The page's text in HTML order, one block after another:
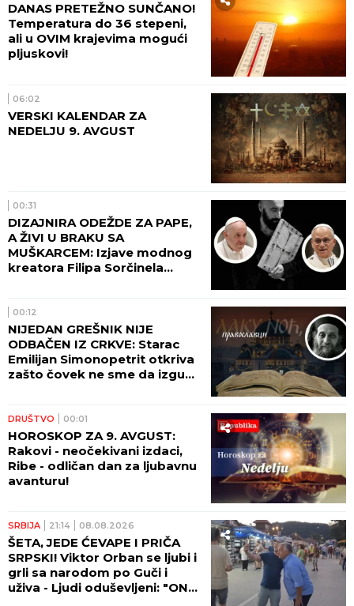
DANAS PRETEŽNO SUNČANO!
Temperatura do 36 stepeni,
ali u OVIM krajevima mogući
pljuskovi!
06:02
VERSKI KALENDAR ZA
NEDELJU 9. AVGUST
00:31
DIZAJNIRA ODEŽDE ZA PAPE,
A ŽIVI U BRAKU SA
MUŠKARCEM: Izjave modnog
kreatora Filipa Sorčinela
00:12
NIJEDAN GREŠNIK NIJE
ODBAČEN IZ CRKVE: Starac
Emilijan Simonopetrit otkriva
zašto čovek ne sme da izgubi
DRUŠTVO 00:01
HOROSKOP ZA 9. AVGUST:
Rakovi - neočekivani izdaci,
Ribe - odličan dan za ljubavnu
avanturu!
SRBIJA 21:14 08.08.2026
ŠETA, JEDE ĆEVAPE I PRIČA
SRPSKI! Viktor Orban se ljubi i
grli sa narodom po Guči i
uživa - Ljudi oduševljeni: "ON